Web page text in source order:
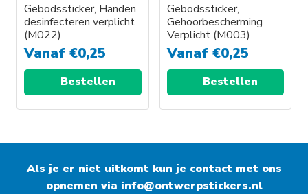
Gebodssticker, Handen
desinfecteren verplicht
(M022)
Vanaf €0,25
Bestellen
Gebodssticker,
Gehoorbescherming
Verplicht (M003)
Vanaf €0,25
Bestellen
Als je er niet uitkomt kun je contact met ons
opnemen via info@ontwerpstickers.nl